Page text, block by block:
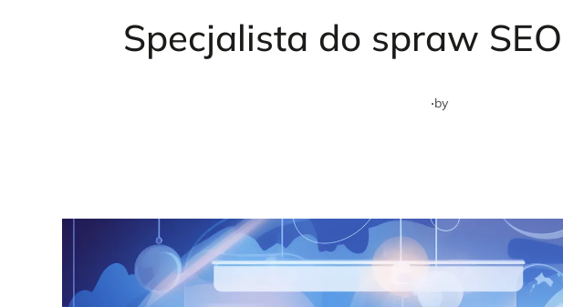
Specjalista do spraw
·by